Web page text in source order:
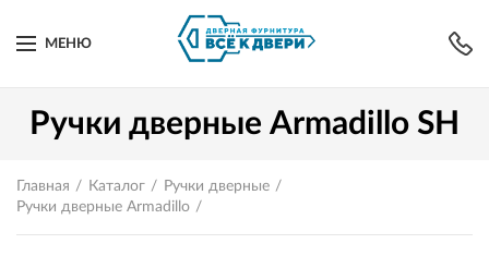
МЕНЮ
Ручки дверные Armadillo SH
Главная Каталог
Ручки дверные
Ручки дверные Armadillo